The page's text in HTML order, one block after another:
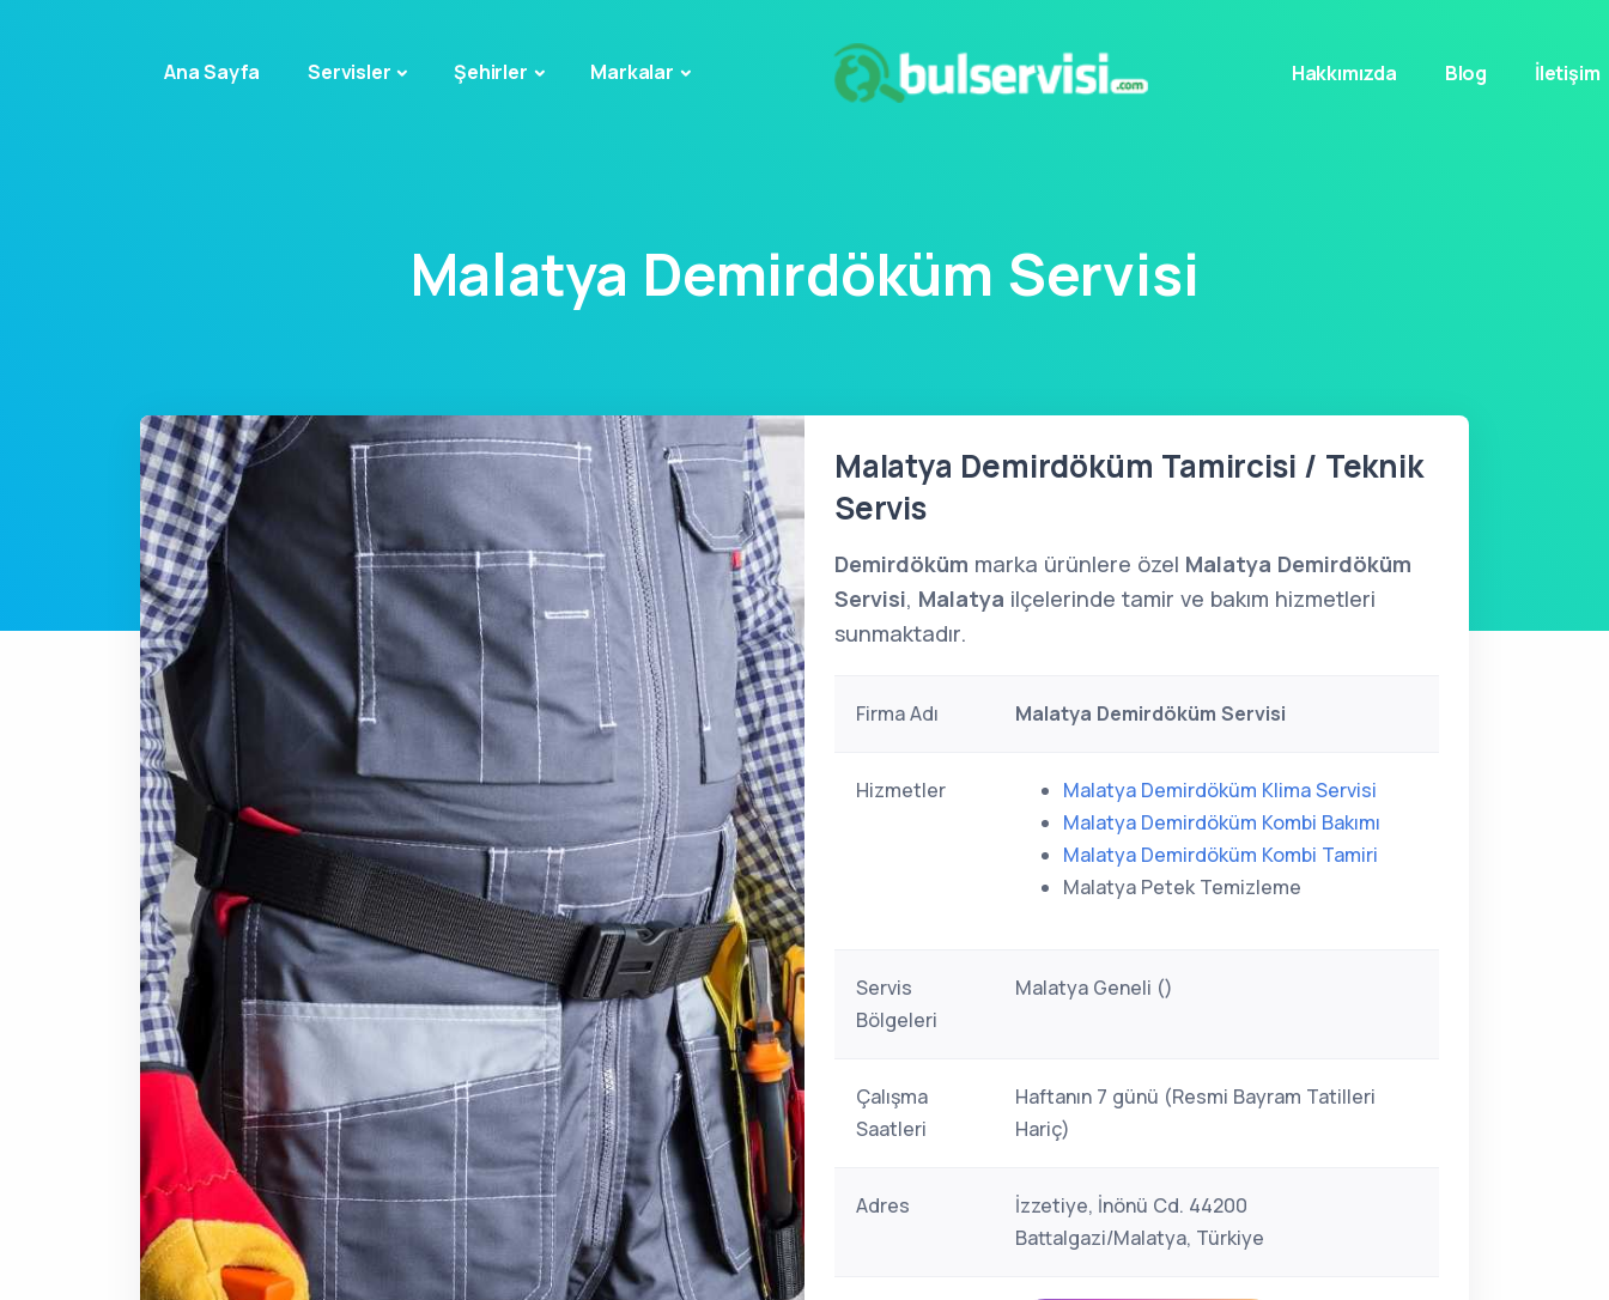
Ana Sayfa Servisler Şehirler Markalar Hakkımızda Blog İletişim
Malatya Demirdöküm Servisi
Malatya Demirdöküm Tamircisi / Teknik
Servis
Demirdöküm marka ürünlere özel Malatya Demirdöküm
Servisi, Malatya ilçelerinde tamir ve bakım hizmetleri
sunmaktadır.
Firma Adı Malatya Demirdöküm Servisi
Hizmetler
Malatya Demirdöküm Klima Servisi
Malatya Demirdöküm Kombi Bakımı
Malatya Demirdöküm Kombi Tamiri
Malatya Petek Temizleme
Servis
Bölgeleri
Malatya Geneli ()
Çalışma
Saatleri
Haftanın 7 günü (Resmi Bayram Tatilleri
Hariç)
Adres
İzzetiye, İnönü Cd. 44200
Battalgazi/Malatya, Türkiye